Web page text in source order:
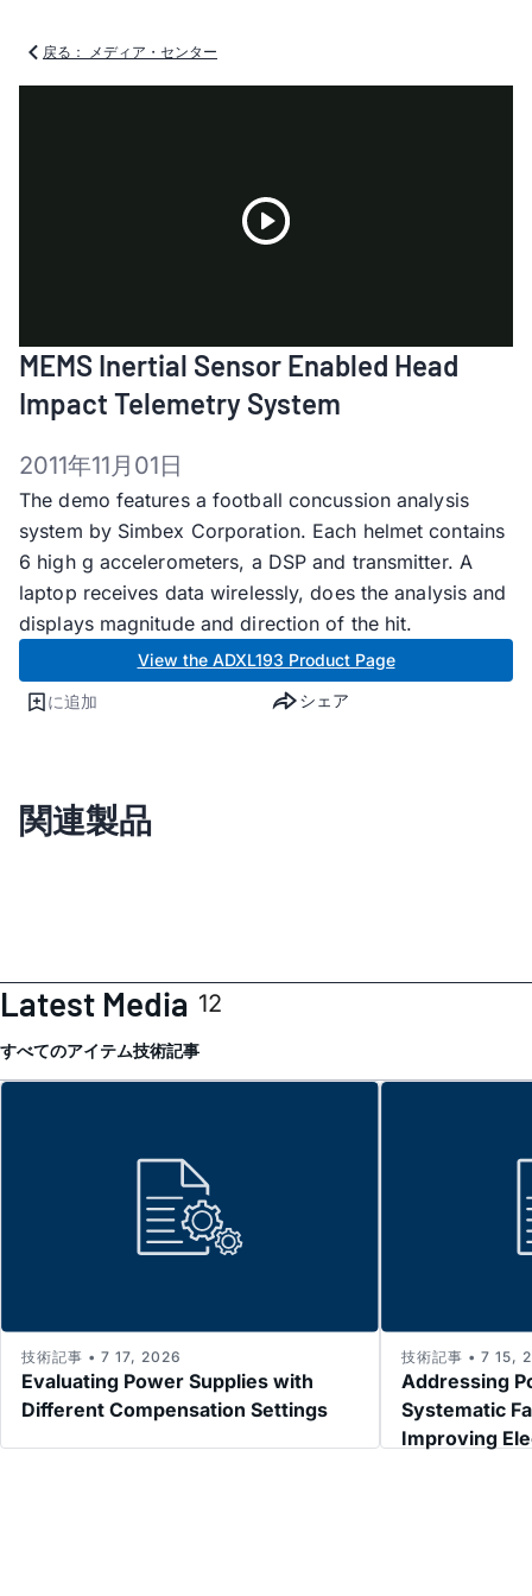
戻る： メディア・センター
Video
MEMS Inertial Sensor Enabled Head
Impact Telemetry System
2011年11月01日
The demo features a football concussion analysis
system by Simbex Corporation. Each helmet contains
6 high g accelerometers, a DSP and transmitter. A
laptop receives data wirelessly, does the analysis and
displays magnitude and direction of the hit.
View the ADXL193 Product Page
に追加 シェア
関連製品
Latest Media 12
すべてのアイテム技術記事
Evaluating Power Supplies with
Different Compensation Settings
技術記事 • 7 17, 2026
Addressing
Systematic
Improving
技術記事 • 7 15,